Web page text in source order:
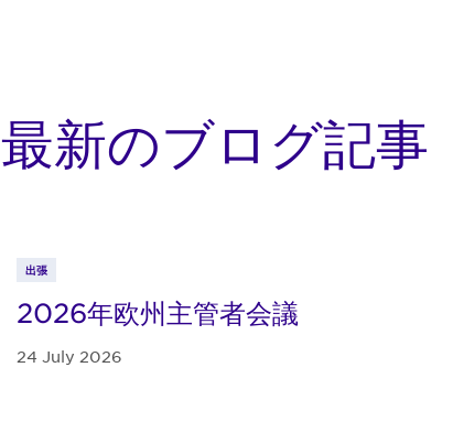
最新のブログ記事
出張
2026年欧州主管者会議
24 July 2026